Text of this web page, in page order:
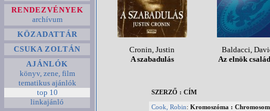
RENDEZVÉNYEK
archívum
KÖZADATTÁR
CSUKA ZOLTÁN
AJÁNLÓK
könyv, zene, film
tematikus ajánlók
top 10
linkajánló
Cronin, Justin
A szabadulás
Baldacci,
Az elnök
SZERZŐ : CÍM
Cook, Robin: Kromoszóma :